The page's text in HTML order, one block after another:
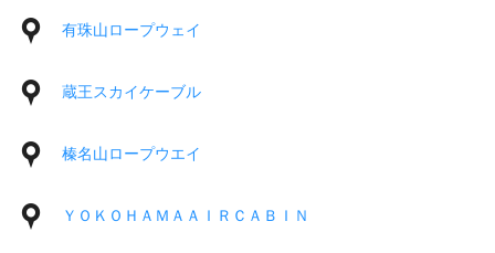
有珠山ロープウェイ
蔵王スカイケーブル
榛名山ロープウエイ
ＹＯＫＯＨＡＭＡＡＩＲＣＡＢＩＮ